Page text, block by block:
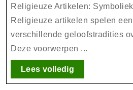
Religieuze Artikelen:
Religieuze artikelen spelen
verschillende geloofstradities
Deze voorwerpen ...
Lees volledigLees
volledig